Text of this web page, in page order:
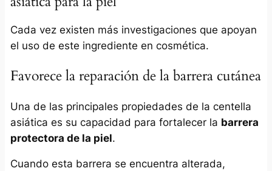
Cada vez existen más investigaciones que apoyan
el uso de este ingrediente en cosmética.
Favorece la reparación de la barrera cutánea
Una de las principales propiedades de la centella
asiática es su capacidad para fortalecer la barrera
protectora de la piel.
Cuando esta barrera se encuentra alterada,